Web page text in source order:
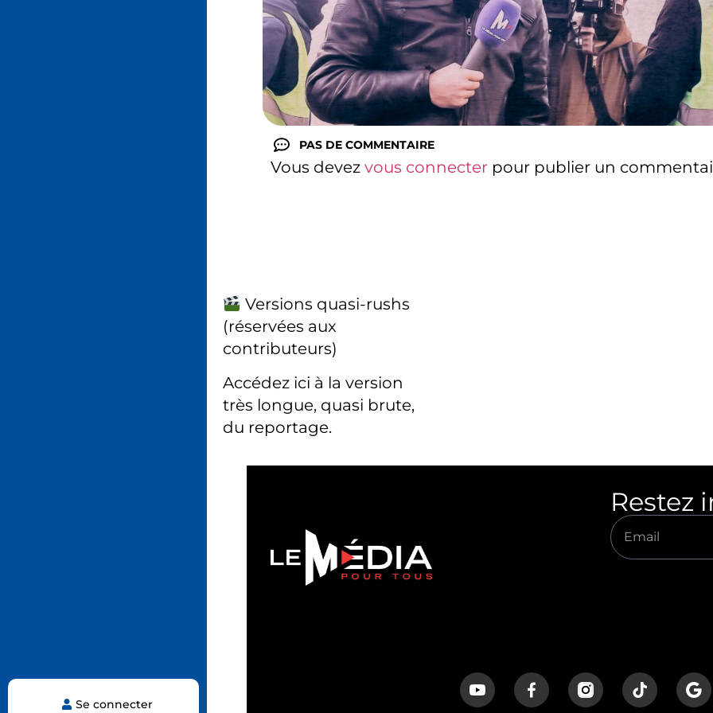
Se connecter
PAS DE COMMENTAIRE
Vous devez vous connecter pour publier un
Versions quasi-rushs
(réservées aux
contributeurs)
Accédez ici à la version
très longue, quasi brute,
du reportage.
Restez